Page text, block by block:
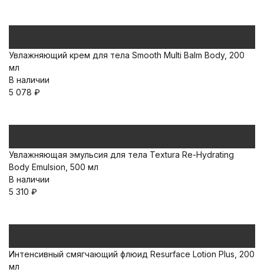
Увлажняющий крем для тела Smooth Multi Balm Body, 200
мл
В наличии
5 078 ₽
Увлажняющая эмульсия для тела Textura Re-Hydrating
Body Emulsion, 500 мл
В наличии
5 310 ₽
Интенсивный смягчающий флюид Resurface Lotion Plus, 200
мл